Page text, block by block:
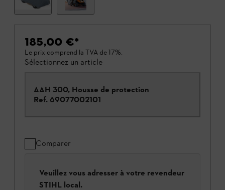
185,00 €*
Le prix comprend la TVA de 17%.
Sélectionnez un article
AAH 300, Housse de protection
Ref. 69077002101
Comparer
Veuillez vous adresser à votre revendeur
STIHL local.